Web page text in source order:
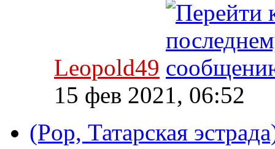
Leopold49
15 фев 2021, 06:52
(Pop, Татарская